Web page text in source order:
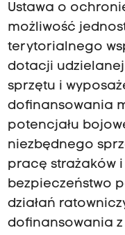
Ustawa o
możliwość
terytorialnego
dotacji
sprzętu i
dofinansowania
potencjału
niezbędnego
pracę strażaków
bezpieczeństwo
działań
dofinansowania